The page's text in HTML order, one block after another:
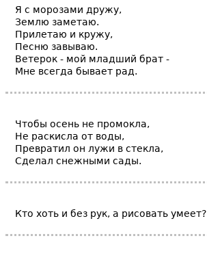
Я с морозами дружу,
Землю заметаю.
Прилетаю и кружу,
Песню завываю.
Ветерок - мой младший брат -
Мне всегда бывает рад.
Чтобы осень не промокла,
Не раскисла от воды,
Превратил он лужи в стекла,
Сделал снежными сады.
Кто хоть и без рук, а рисовать умеет?